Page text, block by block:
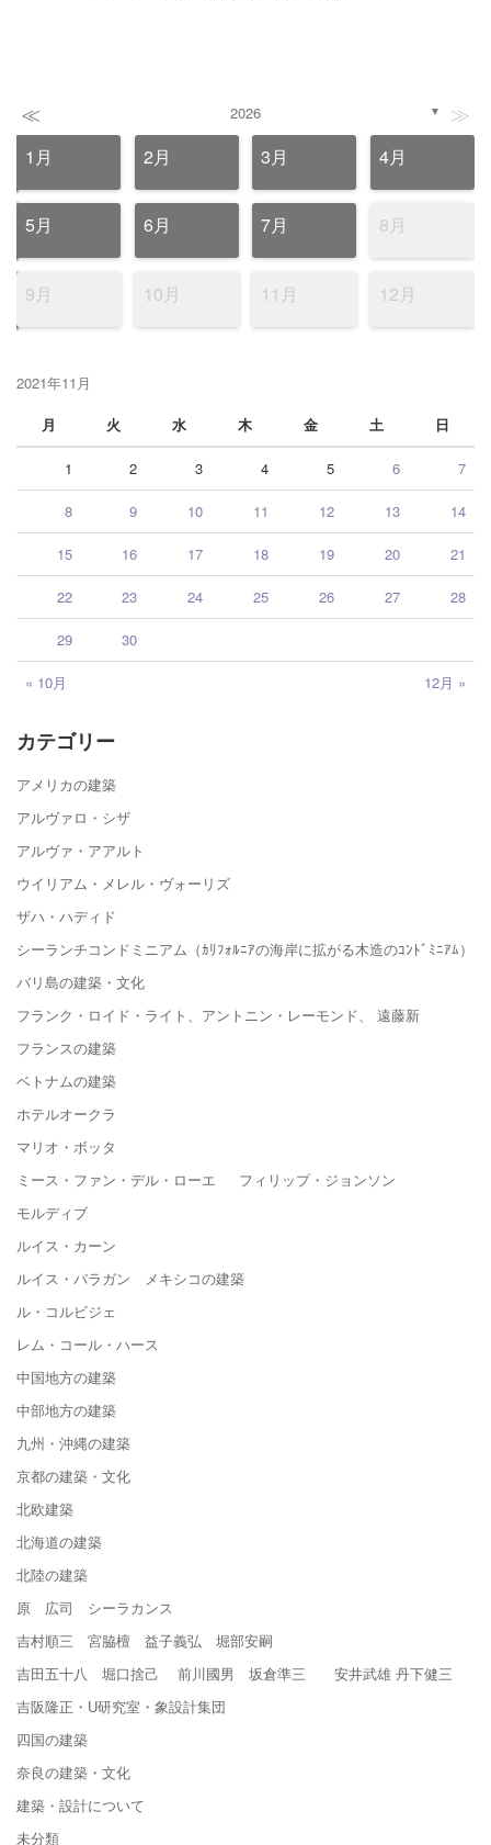
≪ 2026 ▼ ≫
1月 2月 3月 4月
5月 6月 7月 8月
9月 10月 11月 12月
2021年11月
月
火 水 木 金 土 日
« 10月 12月 »
1 2 3 4 5 6 7
8 9 10 11 12 13 14
15 16 17 18 19 20 21
22 23 24 25 26 27 28
29 30
カテゴリー
アメリカの建築
アルヴァロ・シザ
アルヴァ・アアルト
ウイリアム・メレル・ヴォーリズ
ザハ・ハディド
シーランチコンドミニアム（ｶﾘﾌｫﾙﾆｱの海岸に拡がる木造のｺﾝﾄﾞﾐﾆｱﾑ）
バリ島の建築・文化
フランク・ロイド・ライト、アントニン・レーモンド、 遠藤新
フランスの建築
ベトナムの建築
ホテルオークラ
マリオ・ボッタ
ミース・ファン・デル・ローエ フィリップ・ジョンソン
モルディブ
ルイス・カーン
ルイス・バラガン メキシコの建築
ル・コルビジェ
レム・コール・ハース
中国地方の建築
中部地方の建築
九州・沖縄の建築
京都の建築・文化
北欧建築
北海道の建築
北陸の建築
原 広司 シーラカンス
吉村順三 宮脇檀 益子義弘 堀部安嗣
吉田五十八 堀口捨己 前川國男 坂倉準三 安井武雄 丹下健三
吉阪隆正・U研究室・象設計集団
四国の建築
奈良の建築・文化
建築・設計について
未分類